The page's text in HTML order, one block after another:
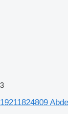
3
19211824809